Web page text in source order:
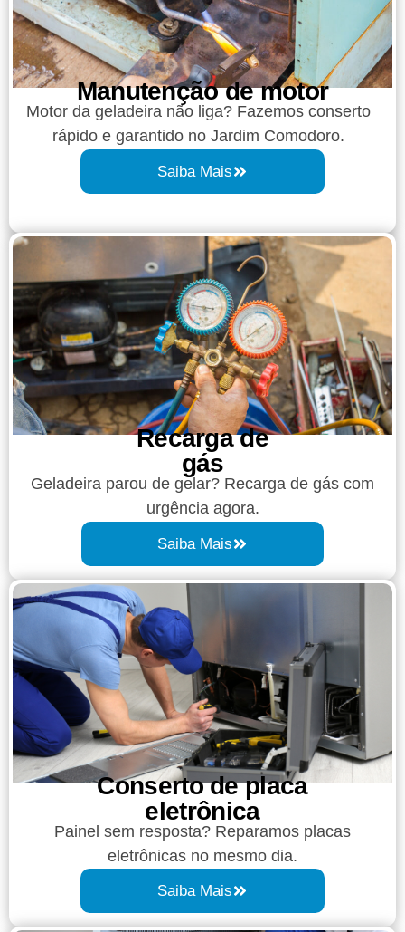
Manutenção de motor
Motor da geladeira não liga? Fazemos conserto
rápido e garantido no Jardim Comodoro.
Saiba Mais
Recarga de
gás
Geladeira parou de gelar? Recarga de gás com
urgência agora.
Saiba Mais
Conserto de placa
eletrônica
Painel sem resposta? Reparamos placas
eletrônicas no mesmo dia.
Saiba Mais